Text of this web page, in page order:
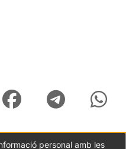
personal amb les